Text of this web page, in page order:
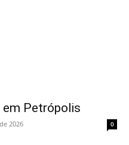
em Petrópolis
2026 0